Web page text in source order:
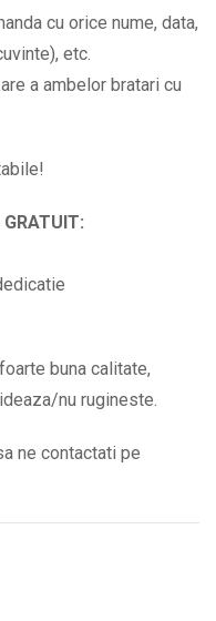
cu orice nume, data,
etc.
a ambelor bratari cu
buna calitate,
nu rugineste.
ne contactati pe